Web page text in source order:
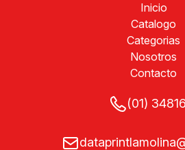
Inicio
Catalogo
Categorias
Nosotros
Contacto
(01)